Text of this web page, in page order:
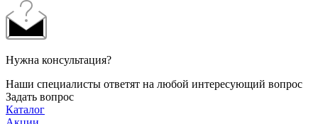
Нужна консультация?
Наши специалисты ответят на любой интересующий вопрос
Задать вопрос
Каталог